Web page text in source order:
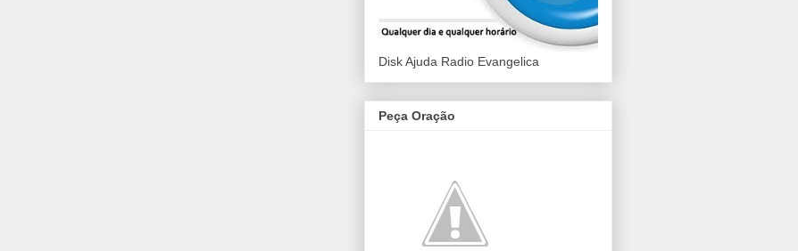
Disk Ajuda Radio Evangelica
Peça Oração